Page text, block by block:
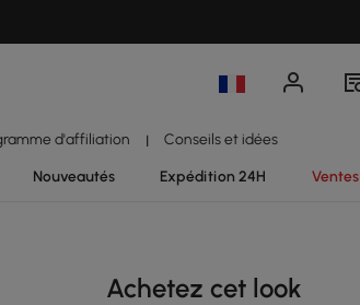
d'affiliation | Conseils et idées
Nouveautés Expédition 24H Ventes
Achetez cet look